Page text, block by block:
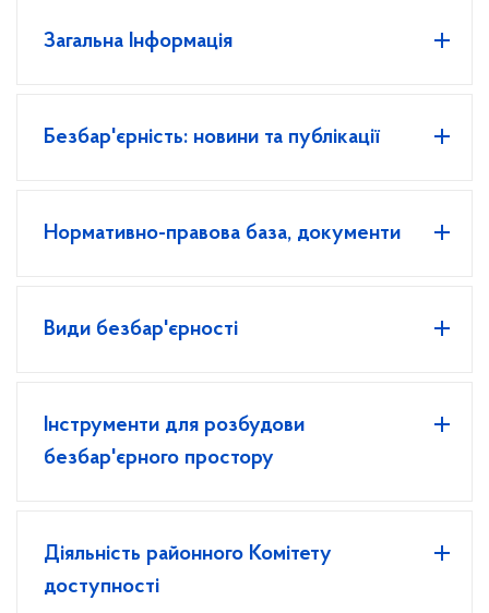
Загальна Інформація
Безбар'єрність: новини та публікації
Нормативно-правова база, документи
Види безбар'єрності
Інструменти для розбудови
безбар'єрного простору
Діяльність районного Комітету
доступності